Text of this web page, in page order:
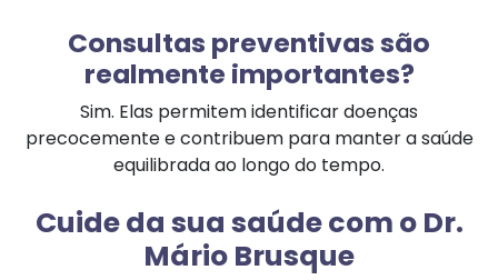
Consultas preventivas são
realmente importantes?
Sim. Elas permitem identificar doenças
precocemente e contribuem para manter a saúde
equilibrada ao longo do tempo.
Cuide da sua saúde com o Dr.
Mário Brusque